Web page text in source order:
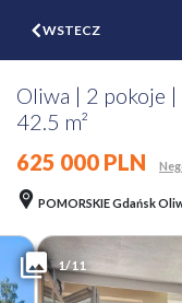
WSTECZ
Oliwa | 2 pokoje
42.5 m²
625 000 PLN
POMORSKIE Gdańsk
1/11